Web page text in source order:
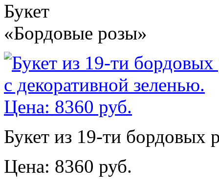
Букет
«Бордовые розы»
Букет из 19-ти бордовых
Цена: 8360 руб.